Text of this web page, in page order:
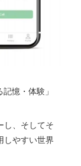
憶・体験」
し、そしてそ
しやすい世界